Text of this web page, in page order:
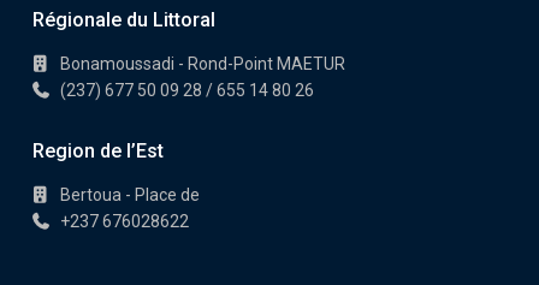
Régionale du Littoral
Bonamoussadi - Rond-Point MAETUR
(237) 677 50 09 28 / 655 14 80 26
Region de l’Est
Bertoua - Place de
+237 676028622